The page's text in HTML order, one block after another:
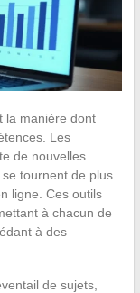
la manière dont
Les
de nouvelles
tournent de plus
ligne. Ces outils
à chacun de
à des
de sujets,